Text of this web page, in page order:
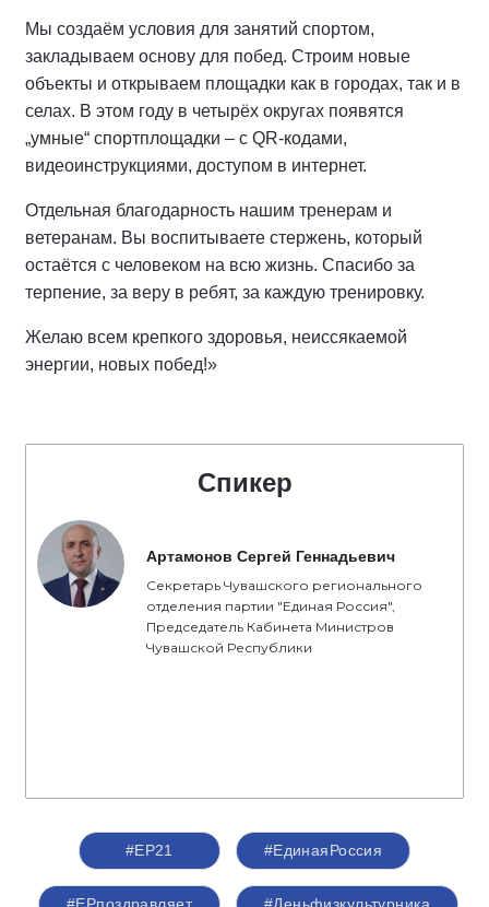
Мы создаём условия для занятий спортом,
закладываем основу для побед. Строим новые
объекты и открываем площадки как в городах, так и в
селах. В этом году в четырёх округах появятся
„умные“ спортплощадки – с QR-кодами,
видеоинструкциями, доступом в интернет.
Отдельная благодарность нашим тренерам и
ветеранам. Вы воспитываете стержень, который
остаётся с человеком на всю жизнь. Спасибо за
терпение, за веру в ребят, за каждую тренировку.
Желаю всем крепкого здоровья, неиссякаемой
энергии, новых побед!»
Спикер
Артамонов Сергей Геннадьевич
Секретарь Чувашского регионального
отделения партии "Единая Россия",
Председатель Кабинета Министров
Чувашской Республики
#ЕР21 #ЕдинаяРоссия